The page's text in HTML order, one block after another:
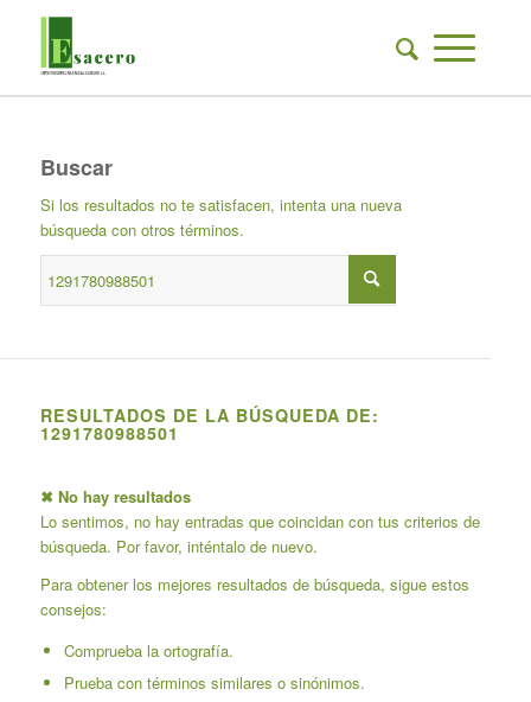
Buscar
Si los resultados no te satisfacen, intenta una nueva
búsqueda con otros términos.
RESULTADOS DE LA BÚSQUEDA DE:
1291780988501
✖ No hay resultados
Lo sentimos, no hay entradas que coincidan con tus criterios de
búsqueda. Por favor, inténtalo de nuevo.
Para obtener los mejores resultados de búsqueda, sigue estos
consejos:
Comprueba la ortografía.
Prueba con términos similares o sinónimos.